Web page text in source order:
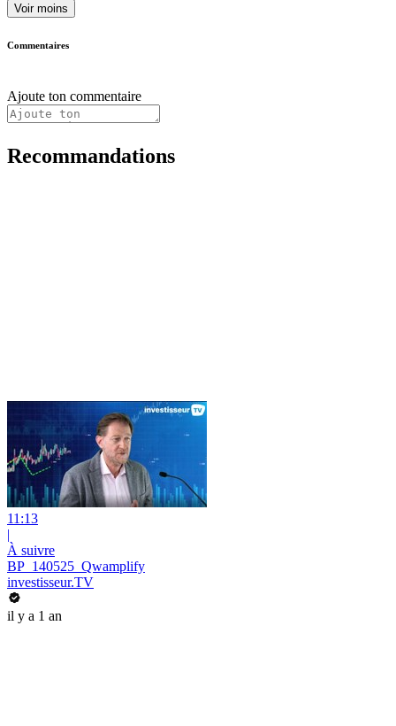
Voir moins
Commentaires
Ajoute ton commentaire
Recommandations
11:13
|
À suivre
BP_140525_Qwamplify
investisseur.TV
il y a 1 an